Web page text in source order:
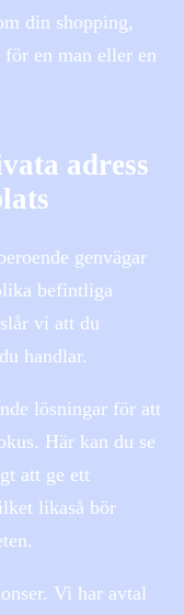
din shopping,
en man eller en
adress
genvägar
befintliga
vi att du
handlar.
lösningar för att
Här kan du se
att ge ett
likaså bör
Vi har avtal